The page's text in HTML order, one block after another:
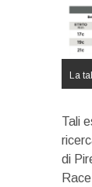
La
Tali
di